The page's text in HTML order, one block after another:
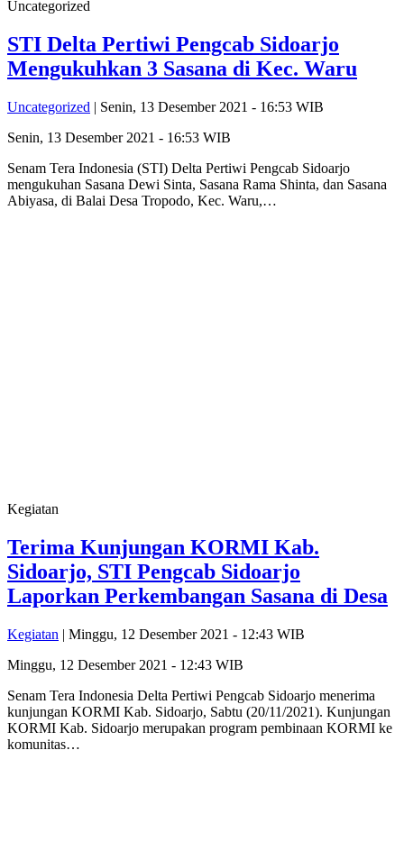
Uncategorized
STI Delta Pertiwi Pengcab Sidoarjo
Mengukuhkan 3 Sasana di Kec. Waru
Uncategorized | Senin, 13 Desember 2021 - 16:53 WIB
Senin, 13 Desember 2021 - 16:53 WIB
Senam Tera Indonesia (STI) Delta Pertiwi Pengcab Sidoarjo
mengukuhan Sasana Dewi Sinta, Sasana Rama Shinta, dan Sasana
Abiyasa, di Balai Desa Tropodo, Kec. Waru,…
Kegiatan
Terima Kunjungan KORMI Kab.
Sidoarjo, STI Pengcab Sidoarjo
Laporkan Perkembangan Sasana di Desa
Kegiatan | Minggu, 12 Desember 2021 - 12:43 WIB
Minggu, 12 Desember 2021 - 12:43 WIB
Senam Tera Indonesia Delta Pertiwi Pengcab Sidoarjo menerima
kunjungan KORMI Kab. Sidoarjo, Sabtu (20/11/2021). Kunjungan
KORMI Kab. Sidoarjo merupakan program pembinaan KORMI ke
komunitas…